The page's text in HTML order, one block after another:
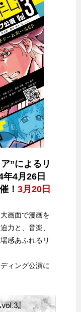
”によるリ
4月26日
！ 3月20日
画面で漫画を
力と、音楽、
感あふれるリ
ィング公演に